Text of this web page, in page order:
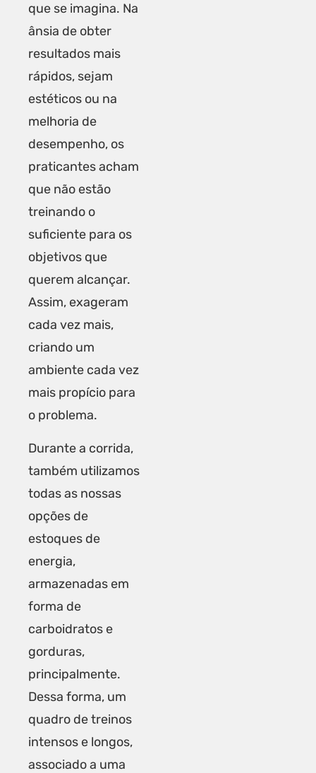
que se imagina. Na
ânsia de obter
resultados mais
rápidos, sejam
estéticos ou na
melhoria de
desempenho, os
praticantes acham
que não estão
treinando o
suficiente para os
objetivos que
querem alcançar.
Assim, exageram
cada vez mais,
criando um
ambiente cada vez
mais propício para
o problema.
Durante a corrida,
também utilizamos
todas as nossas
opções de
estoques de
energia,
armazenadas em
forma de
carboidratos e
gorduras,
principalmente.
Dessa forma, um
quadro de treinos
intensos e longos,
associado a uma